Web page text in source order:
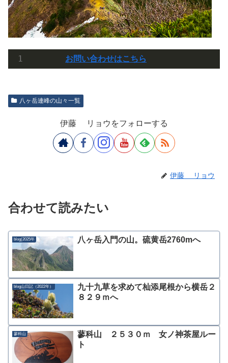
お問い合わせはこちら
八ヶ岳連峰の山々一覧
伊藤 リョウをフォローする
伊藤 リョウ
合わせて読みたい
blog(2025年 八ヶ岳入門の山。硫黄岳2760mへ
blog山日記（2022年）
九十九草を求めて杣添尾根から横岳２
８２９ｍへ
蓼科山
蓼科山 ２５３０ｍ 女ノ神茶屋ルー
ト